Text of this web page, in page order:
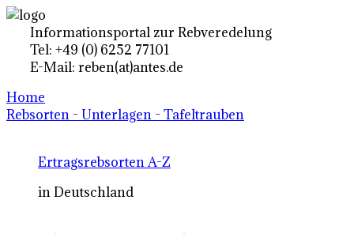
Informationsportal zur Rebveredelung
Tel: +49 (0) 6252 77101
E-Mail: reben(at)antes.de
Home
Rebsorten - Unterlagen - Tafeltrauben
Ertragsrebsorten A-Z
in Deutschland